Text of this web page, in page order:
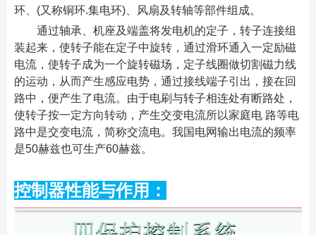
环、(又称铜环.集电环)、风扇及转轴等部件组成。
通过轴承、机座及端盖将发电机的定子，转子连接组
装起来，使转子能在定子中旋转，通过滑环通入一定励磁
电流，使转子成为一个旋转磁场，定子线圈做切割磁力线
的运动，从而产生感应电势，通过接线端子引出，接在回
路中，便产生了电流。由于电刷与转子相连处有断路处，
使转子按一定方向转动，产生交变电流所以家庭电 路等电
路中是交变电流，简称交流电。我国电网输出电流的频率
是50赫兹也可生产60赫兹。
控制器性能与作用：